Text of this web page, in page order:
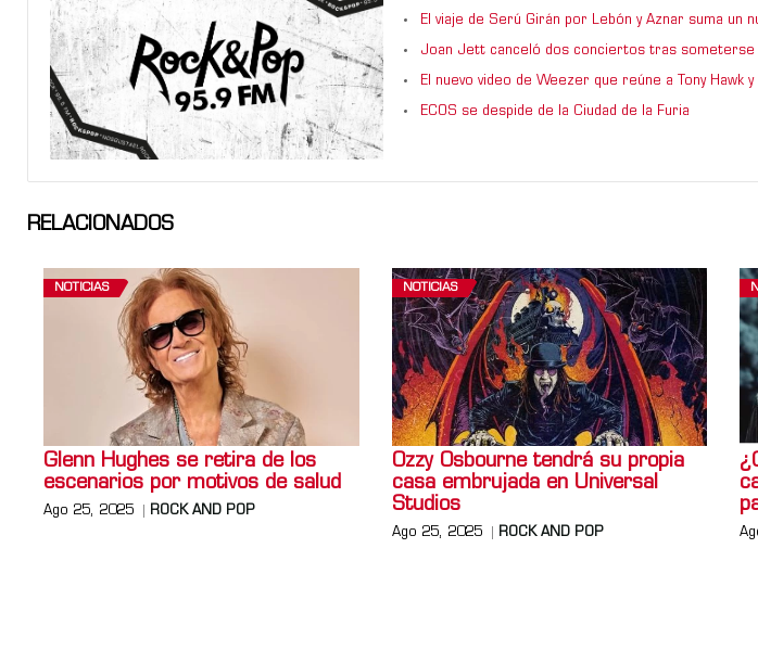
El viaje de Serú Girán por Lebón y Aznar suma un
Joan Jett canceló dos conciertos tras someterse
El nuevo video de Weezer que reúne a Tony Hawk
ECOS se despide de la Ciudad de la Furia
RELACIONADOS
NOTICIAS
Glenn Hughes se retira de los
escenarios por motivos de salud
Ago 25, 2025 ROCK AND POP
NOTICIAS
Ozzy Osbourne tendrá su propia
casa embrujada en Universal
Studios
Ago 25, 2025 ROCK AND POP